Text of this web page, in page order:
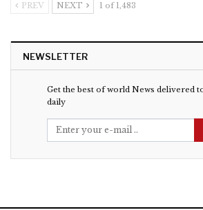
PREV NEXT 1 of 1,483
NEWSLETTER
Get the best of world News delivered
daily